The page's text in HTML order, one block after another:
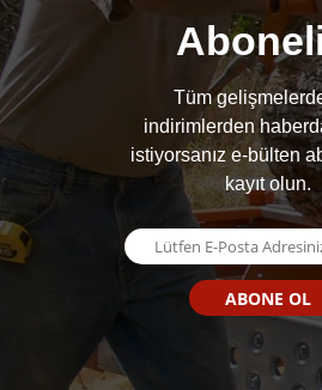
Tüm
indirimlerden
istiyorsanız e-bülten
kayıt olun.